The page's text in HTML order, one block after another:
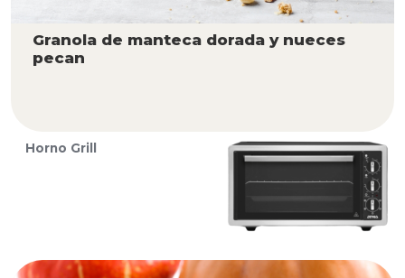
Granola de manteca dorada y nueces
pecan
Horno Grill